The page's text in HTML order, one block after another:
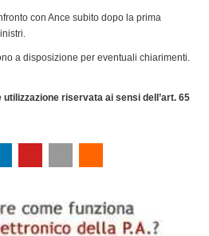
con Ance subito dopo la prima
a disposizione per eventuali chiarimenti.
riservata ai sensi dell’art. 65